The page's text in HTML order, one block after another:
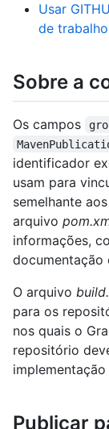
Usar
de trabalho
Sobre a
Os campos
identificador
usam para
semelhante
arquivo
informações,
documentação
O arquivo
para os
nos quais o
repositório
Publicar